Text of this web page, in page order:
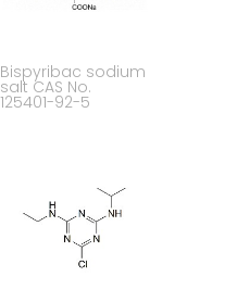
Bispyribac sodium
salt CAS No.
125401-92-5